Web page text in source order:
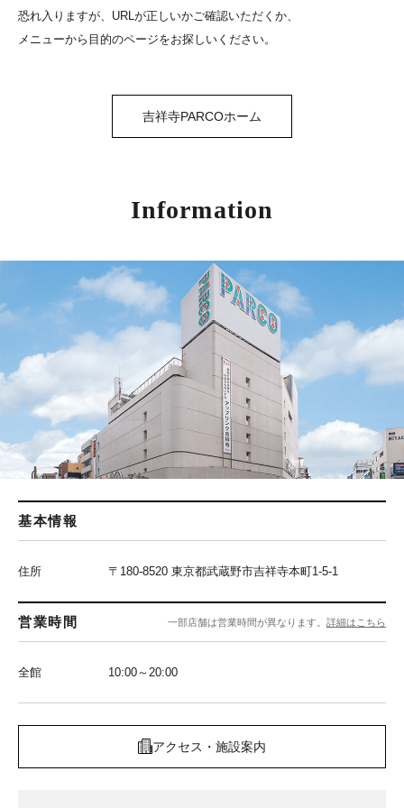
恐れ入りますが、URLが正しいかご確認いただくか、
メニューから目的のページをお探しいください。
吉祥寺PARCOホーム
Information
基本情報
住所 〒180-8520 東京都武蔵野市吉祥寺本町1-5-1
営業時間 一部店舗は営業時間が異なります。 詳細はこちら
全館 10:00～20:00
アクセス・施設案内